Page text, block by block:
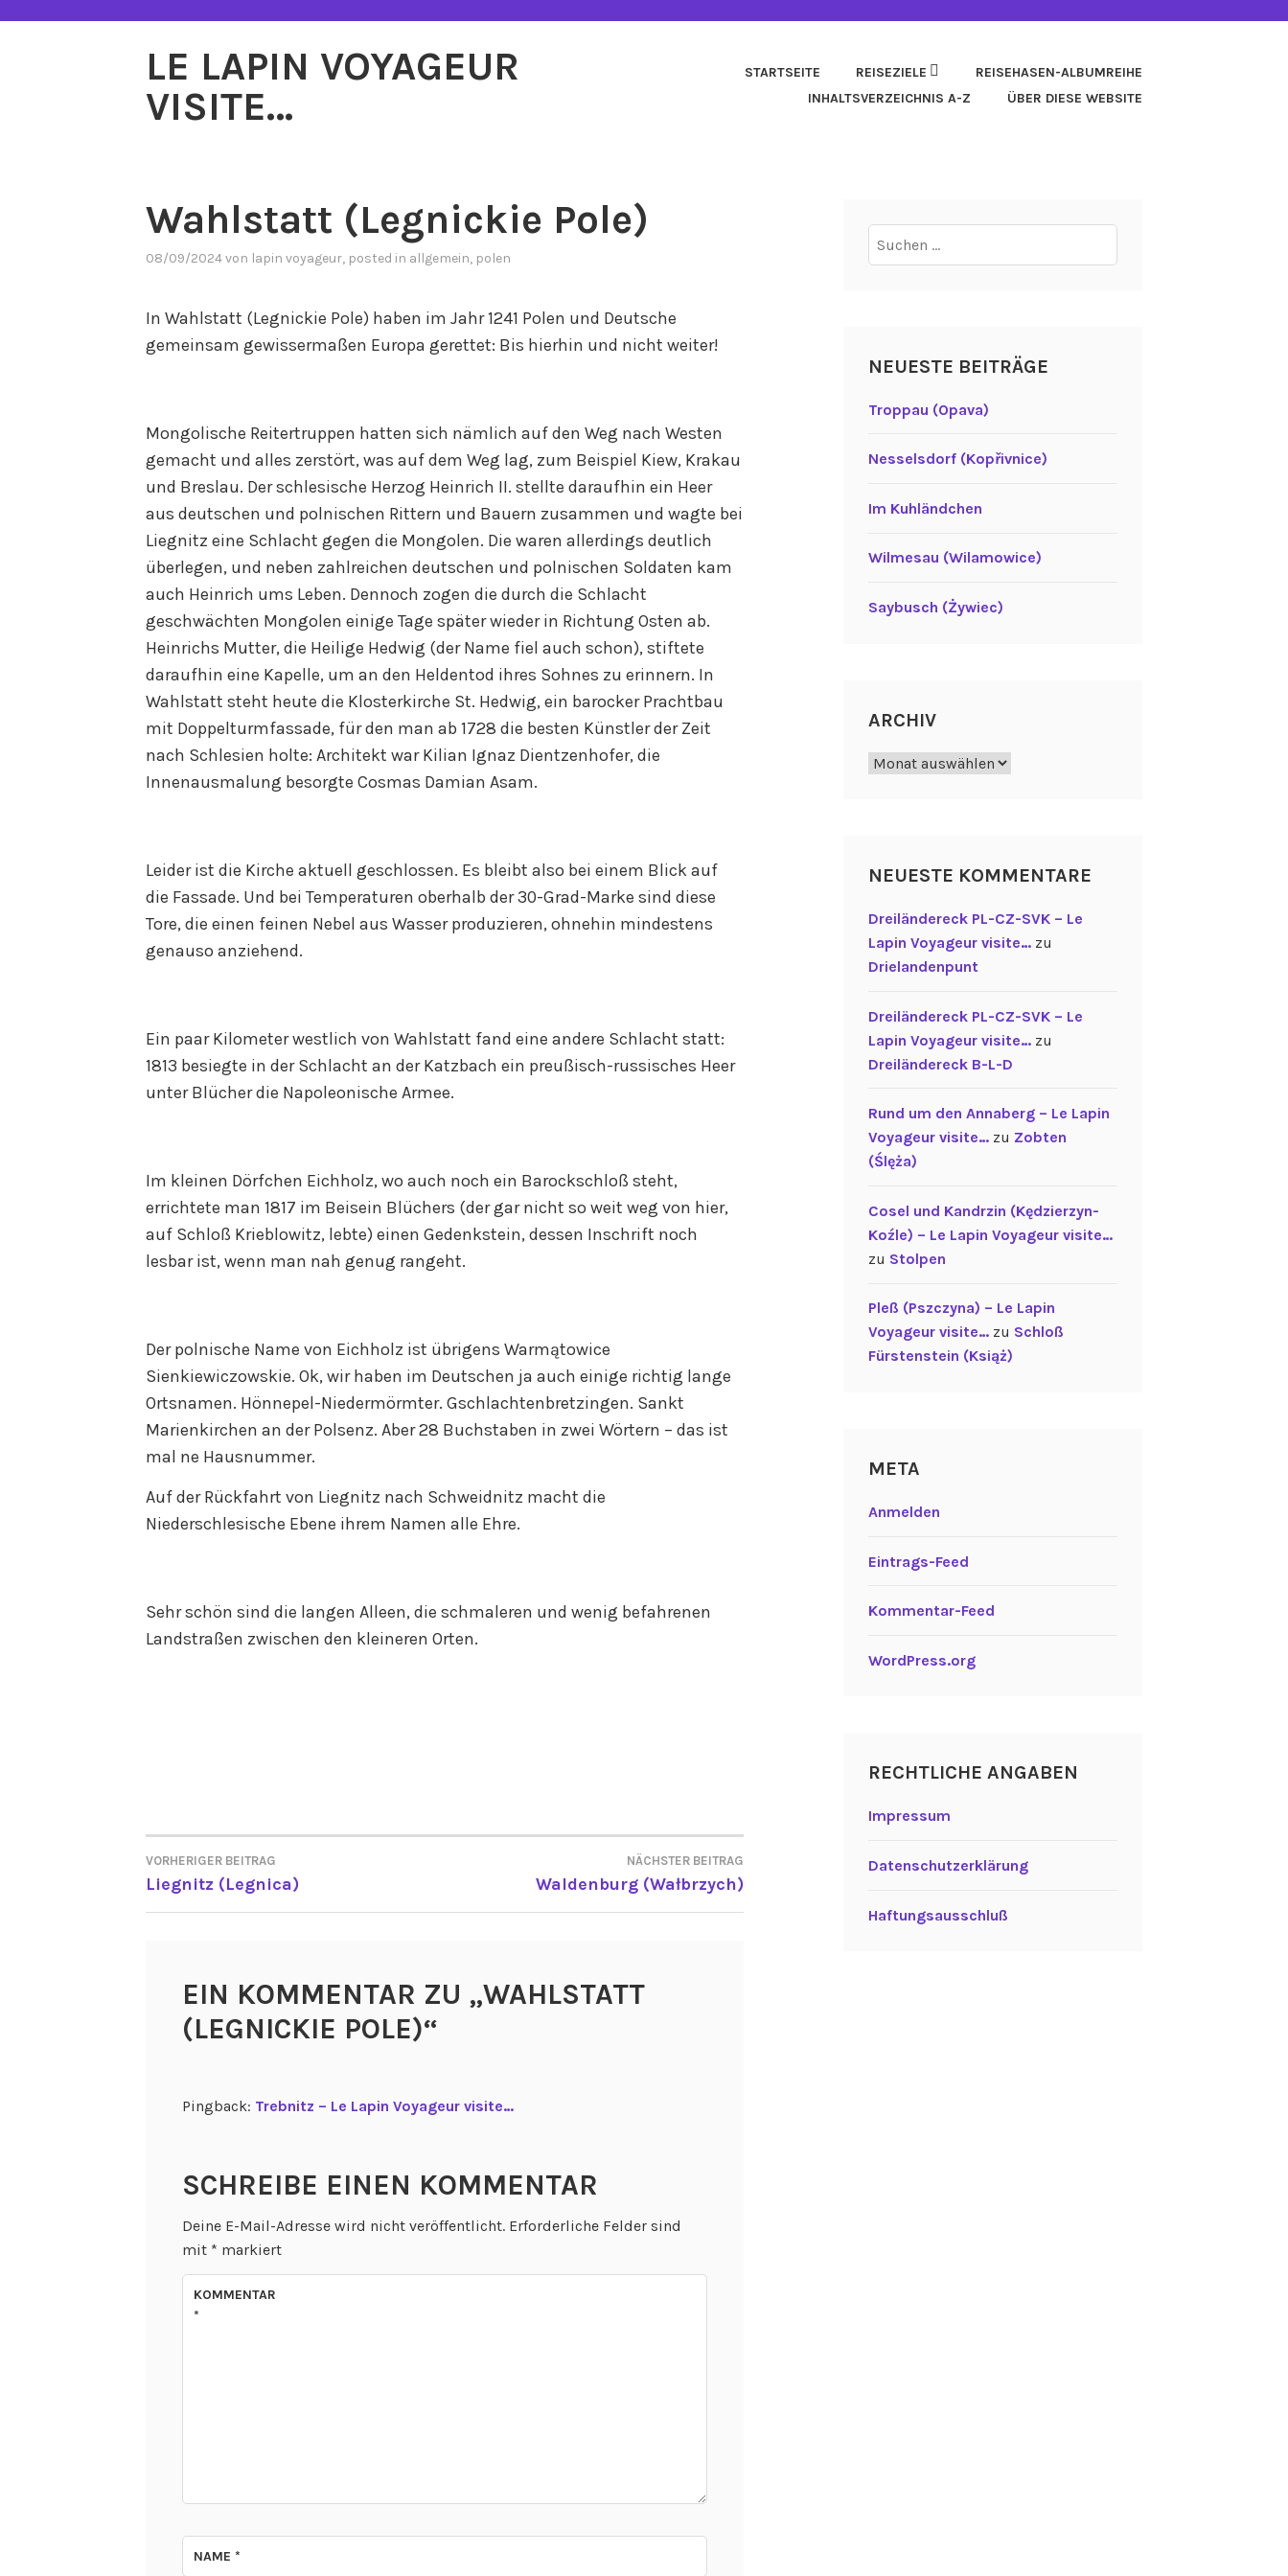
LE LAPIN VOYAGEUR
VISITE…
STARTSEITE REISEZIELE
REISEHASEN-ALBUMREIHE
INHALTSVERZEICHNIS A-Z
ÜBER DIESE WEBSITE
Wahlstatt (Legnickie Pole)
08/09/2024von lapin voyageur, posted in allgemein, polen
In Wahlstatt (Legnickie Pole) haben im Jahr 1241 Polen und Deutsche
gemeinsam gewissermaßen Europa gerettet: Bis hierhin und nicht weiter!
Mongolische Reitertruppen hatten sich nämlich auf den Weg nach Westen
gemacht und alles zerstört, was auf dem Weg lag, zum Beispiel Kiew, Krakau
und Breslau. Der schlesische Herzog Heinrich II. stellte daraufhin ein Heer
aus deutschen und polnischen Rittern und Bauern zusammen und wagte bei
Liegnitz eine Schlacht gegen die Mongolen. Die waren allerdings deutlich
überlegen, und neben zahlreichen deutschen und polnischen Soldaten kam
auch Heinrich ums Leben. Dennoch zogen die durch die Schlacht
geschwächten Mongolen einige Tage später wieder in Richtung Osten ab.
Heinrichs Mutter, die Heilige Hedwig (der Name fiel auch schon), stiftete
daraufhin eine Kapelle, um an den Heldentod ihres Sohnes zu erinnern. In
Wahlstatt steht heute die Klosterkirche St. Hedwig, ein barocker Prachtbau
mit Doppelturmfassade, für den man ab 1728 die besten Künstler der Zeit
nach Schlesien holte: Architekt war Kilian Ignaz Dientzenhofer, die
Innenausmalung besorgte Cosmas Damian Asam.
Leider ist die Kirche aktuell geschlossen. Es bleibt also bei einem Blick auf
die Fassade. Und bei Temperaturen oberhalb der 30-Grad-Marke sind diese
Tore, die einen feinen Nebel aus Wasser produzieren, ohnehin mindestens
genauso anziehend.
Ein paar Kilometer westlich von Wahlstatt fand eine andere Schlacht statt:
1813 besiegte in der Schlacht an der Katzbach ein preußisch-russisches Heer
unter Blücher die Napoleonische Armee.
Im kleinen Dörfchen Eichholz, wo auch noch ein Barockschloß steht,
errichtete man 1817 im Beisein Blüchers (der gar nicht so weit weg von hier,
auf Schloß Krieblowitz, lebte) einen Gedenkstein, dessen Inschrift noch
lesbar ist, wenn man nah genug rangeht.
Der polnische Name von Eichholz ist übrigens Warmątowice
Sienkiewiczowskie. Ok, wir haben im Deutschen ja auch einige richtig lange
Ortsnamen. Hönnepel-Niedermörmter. Gschlachtenbretzingen. Sankt
Marienkirchen an der Polsenz. Aber 28 Buchstaben in zwei Wörtern – das ist
mal ne Hausnummer.
Auf der Rückfahrt von Liegnitz nach Schweidnitz macht die
Niederschlesische Ebene ihrem Namen alle Ehre.
Sehr schön sind die langen Alleen, die schmaleren und wenig befahrenen
Landstraßen zwischen den kleineren Orten.
BEITRAGSNAVIGATION
VORHERIGER BEITRAG
Liegnitz (Legnica)
NÄCHSTER BEITRAG
Waldenburg (Wałbrzych)
EIN KOMMENTAR ZU „WAHLSTATT
(LEGNICKIE POLE)“
Pingback: Trebnitz – Le Lapin Voyageur visite…
SCHREIBE EINEN KOMMENTAR
Deine E-Mail-Adresse wird nicht veröffentlicht. Erforderliche Felder sind
mit * markiert
KOMMENTAR
*
NAME *
Suchen
nach:
NEUESTE BEITRÄGE
Troppau (Opava)
Nesselsdorf (Kopřivnice)
Im Kuhländchen
Wilmesau (Wilamowice)
Saybusch (Żywiec)
ARCHIV
Archiv
NEUESTE KOMMENTARE
Dreiländereck PL-CZ-SVK – Le
Lapin Voyageur visite…zu
Drielandenpunt
Dreiländereck PL-CZ-SVK – Le
Lapin Voyageur visite…zu
Dreiländereck B-L-D
Rund um den Annaberg – Le Lapin
Voyageur visite…zu Zobten
(Ślęża)
Cosel und Kandrzin (Kędzierzyn-
Koźle) – Le Lapin Voyageur visite…
zu Stolpen
Pleß (Pszczyna) – Le Lapin
Voyageur visite…zu Schloß
Fürstenstein (Książ)
META
Anmelden
Eintrags-Feed
Kommentar-Feed
WordPress.org
RECHTLICHE ANGABEN
Impressum
Datenschutzerklärung
Haftungsausschluß